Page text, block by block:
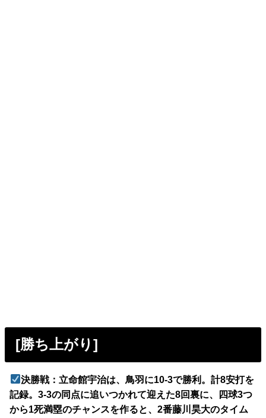
[勝ち上がり]
決勝戦：立命館宇治は、鳥羽に10-3で勝利。計8安打を
記録。3-3の同点に追いつかれて迎えた8回裏に、四球3つ
から1死満塁のチャンスを作ると、2番藤川昊大のタイム